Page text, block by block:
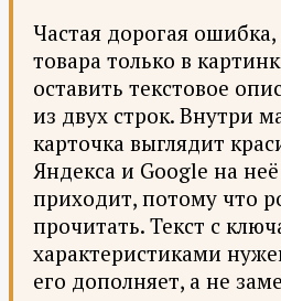
Частая дорогая ошибка,
товара только в
оставить текстовое
из двух строк. Внутри
карточка выглядит
Яндекса и Google на
приходит, потому что
прочитать. Текст с
характеристиками
его дополняет, а не